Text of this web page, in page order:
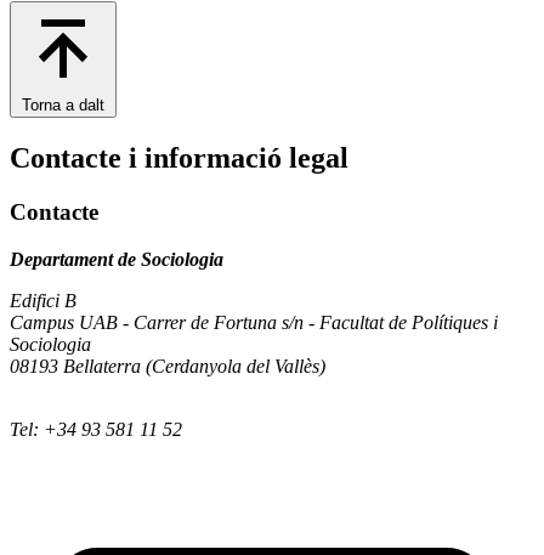
Torna a dalt
Contacte i informació legal
Contacte
Departament de Sociologia
Edifici B
Campus UAB - Carrer de Fortuna s/n - Facultat de Polítiques i
Sociologia
08193 Bellaterra (Cerdanyola del Vallès)
Tel: +34 93 581 11 52